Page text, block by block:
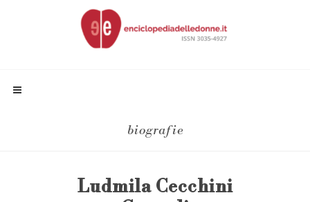
biografie
Ludmila Cecchini